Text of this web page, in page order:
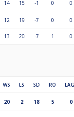
14 15 -1 0 0
12 19 -7 0 0
13 20 -7 1 0
WS LS SD RO
20 2 18 5 0